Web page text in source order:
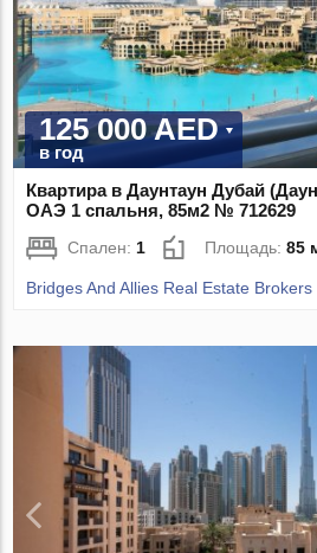
125 000 AED
в год
Квартира в Даунтаун Дубай
ОАЭ 1 спальня, 85м2 № 712629
Спален: 1 Площадь:85
Bridges And Allies Real Estate Brokers